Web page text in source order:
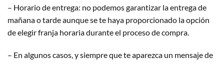
– Horario de entrega: no podemos garantizar la entrega de
mañana o tarde aunque se te haya proporcionado la opción
de elegir franja horaria durante el proceso de compra.
– En algunos casos, y siempre que te aparezca un mensaje de